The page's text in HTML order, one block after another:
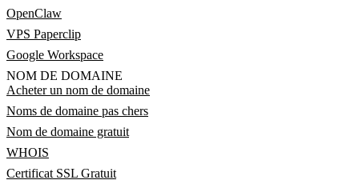
OpenClaw
VPS Paperclip
Google Workspace
NOM DE DOMAINE
Acheter un nom de domaine
Noms de domaine pas chers
Nom de domaine gratuit
WHOIS
Certificat SSL Gratuit